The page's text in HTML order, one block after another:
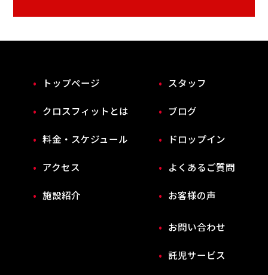
トップページ
クロスフィットとは
料金・スケジュール
アクセス
施設紹介
スタッフ
ブログ
ドロップイン
よくあるご質問
お客様の声
お問い合わせ
託児サービス